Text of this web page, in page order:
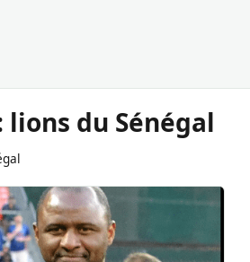
lions du Sénégal